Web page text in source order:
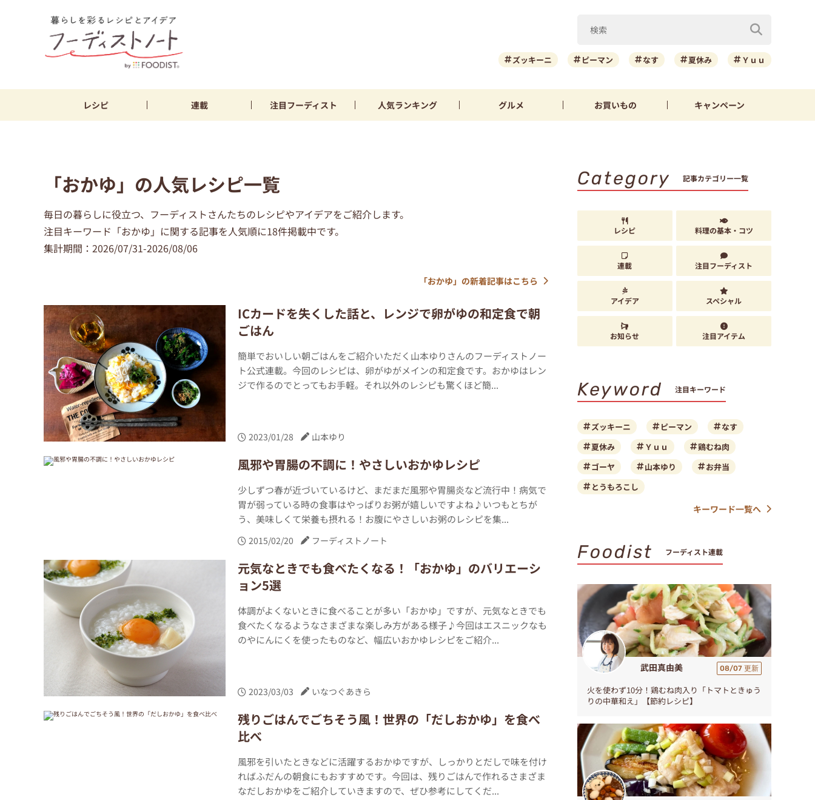
ズッキーニ ピーマン なす 夏休み Ｙｕｕ
レシピ 連載 注目フーディスト 人気ランキング グルメ お買いもの キャンペーン
「おかゆ」の人気レシピ一覧
毎日の暮らしに役立つ、フーディストさんたちのレシピやアイデアをご紹介します。
注目キーワード「おかゆ」に関する記事を人気順に18件掲載中です。
集計期間：2026/07/31-2026/08/06
「おかゆ」の新着記事はこちら
ICカードを失くした話と、レンジで卵がゆの和定食で朝
ごはん
簡単でおいしい朝ごはんをご紹介いただく山本ゆりさんのフーディストノー
ト公式連載。今回のレシピは、卵がゆがメインの和定食です。おかゆはレン
ジで作るのでとってもお手軽。それ以外のレシピも驚くほど簡...
2023/01/28 山本ゆり
風邪や胃腸の不調に！やさしいおかゆレシピ
少しずつ春が近づいているけど、まだまだ風邪や胃腸炎など流行中！病気で
胃が弱っている時の食事はやっぱりお粥が嬉しいですよね♪いつもとちが
う、美味しくて栄養も摂れる！お腹にやさしいお粥のレシピを集...
2015/02/20 フーディストノート
元気なときでも食べたくなる！「おかゆ」のバリエーシ
ョン5選
体調がよくないときに食べることが多い「おかゆ」ですが、元気なときでも
食べたくなるようなさまざまな楽しみ方がある様子♪今回はエスニックなも
のやにんにくを使ったものなど、幅広いおかゆレシピをご紹介...
2023/03/03 いなつぐあきら
残りごはんでごちそう風！世界の「だしおかゆ」を食べ
比べ
風邪を引いたときなどに活躍するおかゆですが、しっかりとだしで味を付け
ればふだんの朝食にもおすすめです。今回は、残りごはんで作れるさまざま
なだしおかゆをご紹介していきますので、ぜひ参考にしてくだ...
Category 記事カテゴリー一覧
レシピ 料理の基本・コツ
連載 注目フーディスト
アイデア スペシャル
お知らせ 注目アイテム
Keyword 注目キーワード
ズッキーニ ピーマン
なす
夏休み
Ｙｕｕ
鶏むね肉
ゴーヤ
山本ゆり
お弁当
とうもろこし
キーワード一覧へ
Foodist フーディスト連載
武田真由美 08/07 更新
火を使わず10分！鶏むね肉入り「トマトときゅう
りの中華和え」【節約レシピ】